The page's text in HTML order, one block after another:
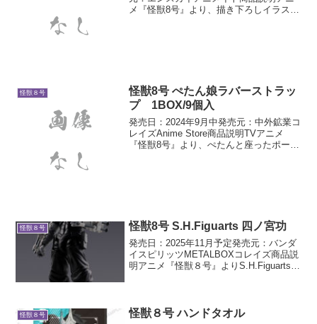
メ『怪獣8号』より、描き下ろしイラスト
怪獣８号
怪獣8号 ぺたん娘ラバーストラッ
プ 1BOX/9個入
発売日：2024年9月中発売元：中外鉱業コ
レイズAnime Store商品説明TVアニメ
『怪獣8号』より、ぺたんと座ったポーズ
怪獣８号 怪獣8号 S.H.Figuarts 四ノ宮功
発売日：2025年11月予定発売元：バンダ
イスピリッツMETALBOXコレイズ商品説
明アニメ『怪獣８号』よりS.H.Figuarts
怪獣８号 怪獣８号 ハンドタオル